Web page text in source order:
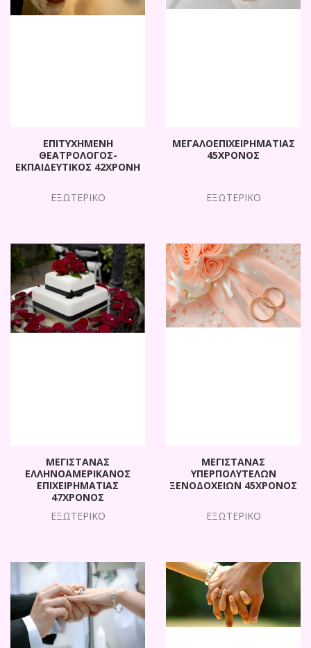
ΕΠΙΤΥΧΗΜΕΝΗ
ΘΕΑΤΡΟΛΟΓΟΣ-
ΕΚΠΑΙΔΕΥΤΙΚΟΣ 42ΧΡΟΝΗ
ΕΞΩΤΕΡΙΚΟ
ΜΕΓΑΛΟΕΠΙΧΕΙΡΗΜΑΤΙΑΣ
45ΧΡΟΝΟΣ
ΕΞΩΤΕΡΙΚΟ
ΜΕΓΙΣΤΑΝΑΣ
ΕΛΛΗΝΟΑΜΕΡΙΚΑΝΟΣ
ΕΠΙΧΕΙΡΗΜΑΤΙΑΣ
47ΧΡΟΝΟΣ
ΕΞΩΤΕΡΙΚΟ
ΜΕΓΙΣΤΑΝΑΣ
ΥΠΕΡΠΟΛΥΤΕΛΩΝ
ΞΕΝΟΔΟΧΕΙΩΝ 45ΧΡΟΝΟΣ
ΕΞΩΤΕΡΙΚΟ